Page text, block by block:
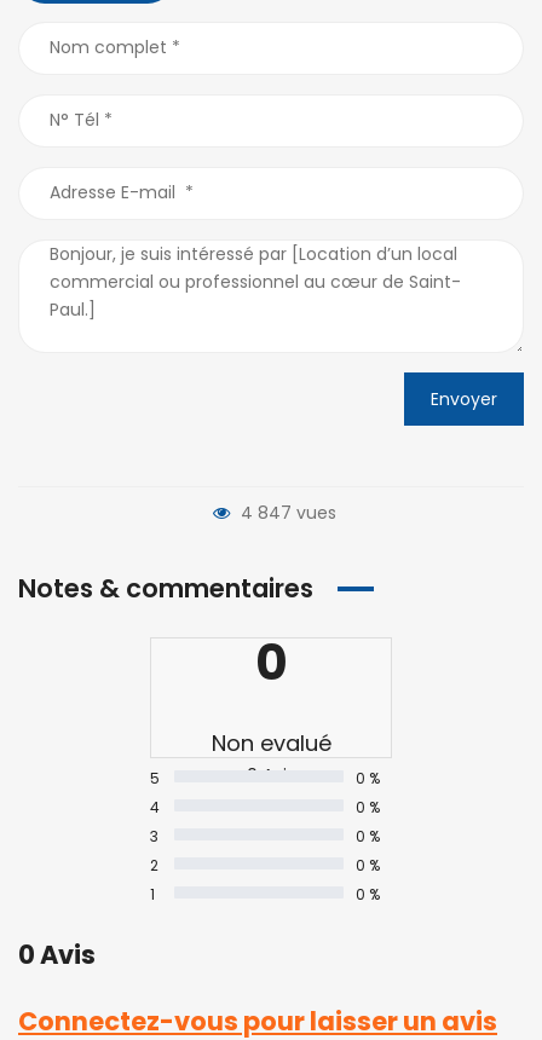
Envoyer
4 847 vues
Notes & commentaires
0
Non evalué
0 Avis
5
0 %
4
0 %
3
0 %
2
0 %
1
0 %
0 Avis
Connectez-vous pour laisser un avis